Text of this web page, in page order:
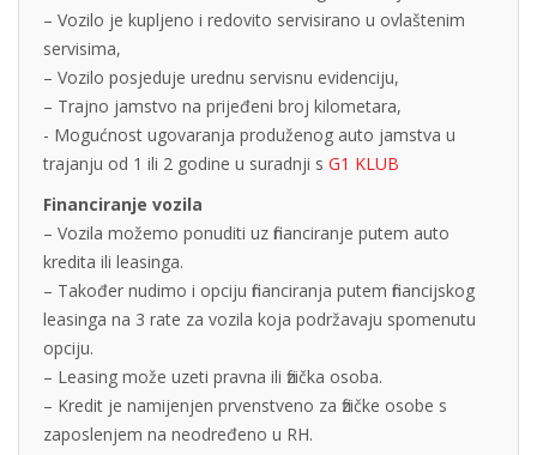
– Vozilo je kupljeno i redovito servisirano u ovlaštenim
servisima,
– Vozilo posjeduje urednu servisnu evidenciju,
– Trajno jamstvo na prijeđeni broj kilometara,
- Mogućnost ugovaranja produženog auto jamstva u
trajanju od 1 ili 2 godine u suradnji s G1 KLUB
Financiranje vozila
– Vozila možemo ponuditi uz financiranje putem auto
kredita ili leasinga.
– Također nudimo i opciju financiranja putem financijskog
leasinga na 3 rate za vozila koja podržavaju spomenutu
opciju.
– Leasing može uzeti pravna ili fizička osoba.
– Kredit je namijenjen prvenstveno za fizičke osobe s
zaposlenjem na neodređeno u RH.